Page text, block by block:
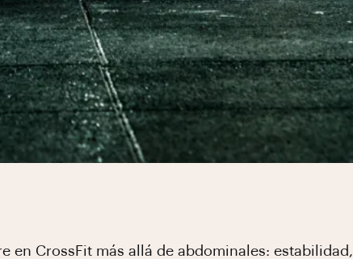
en CrossFit más allá de abdominales: estabilidad,